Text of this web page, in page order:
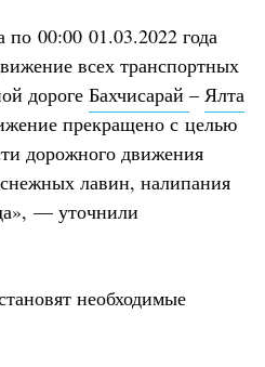
по 00:00 01.03.2022 года
всех транспортных
дороге Бахчисарай – Ялта
прекращено с целью
дорожного движения
лавин, налипания
— уточнили
необходимые